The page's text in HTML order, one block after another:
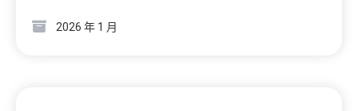
2026 年 1 月